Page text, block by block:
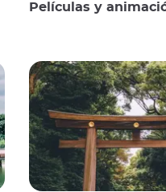
Películas y